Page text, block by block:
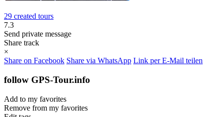
29 created tours
7.3
Send private message
Share track
×
Share on Facebook Share via WhatsApp Link per E-Mail teilen
follow GPS-Tour.info
Add to my favorites
Remove from my favorites